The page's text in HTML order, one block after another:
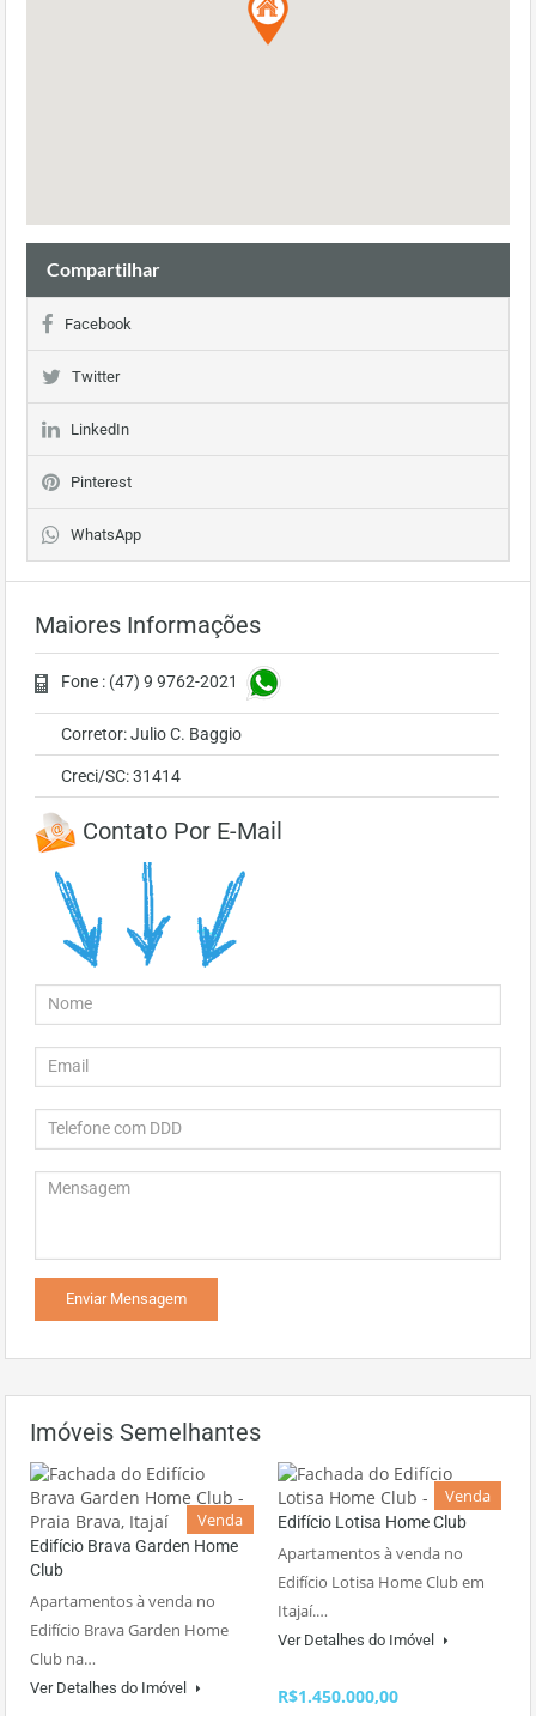
Compartilhar
Facebook
Twitter
LinkedIn
Pinterest
WhatsApp
Maiores Informações
Fone : (47) 9 9762-2021
Corretor: Julio C. Baggio
Creci/SC: 31414
Contato Por E-Mail
Imóveis Semelhantes
Venda
Edifício Brava Garden Home
Club
Apartamentos à venda no
Edifício Brava Garden Home
Club na…
Ver Detalhes do Imóvel
Venda
Edifício Lotisa Home Club
Apartamentos à venda no
Edifício Lotisa Home Club em
Itajaí.…
Ver Detalhes do Imóvel
R$1.450.000,00